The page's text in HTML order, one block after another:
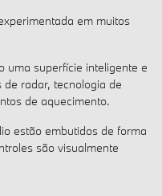
em muitos
uma superfície inteligente e
radar, tecnologia de
de aquecimento.
estão embutidos de forma
são visualmente